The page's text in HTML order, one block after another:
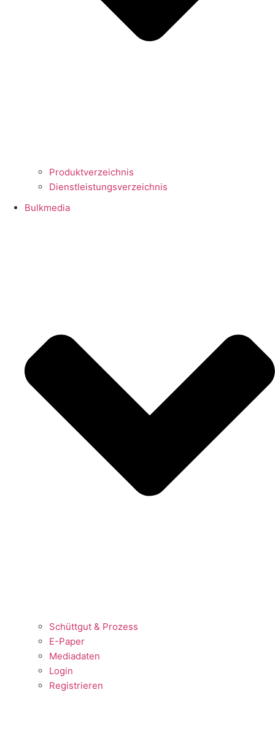
Produktverzeichnis
Dienstleistungsverzeichnis
Bulkmedia
Schüttgut & Prozess
E-Paper
Mediadaten
Login
Registrieren